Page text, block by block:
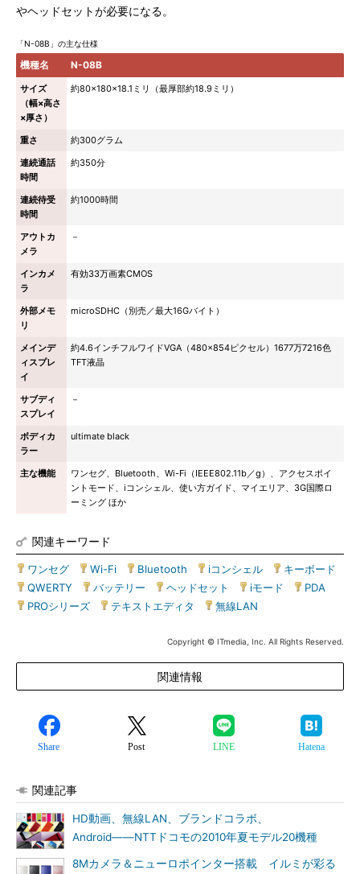
やヘッドセットが必要になる。
「N-08B」の主な仕様
機種名 N-08B
サイズ
（幅×高さ
×厚さ）
約80×180×18.1ミリ（最厚部約18.9ミリ）
重さ
約300グラム
連続通話
時間
約350分
連続待受
時間
約1000時間
アウトカ
メラ
－
インカメ
ラ
有効33万画素CMOS
外部メモ
リ
microSDHC（別売／最大16Gバイト）
メインデ
ィスプレ
イ
約4.6インチフルワイドVGA（480×854ピクセル）1677万7216色
TFT液晶
サブディ
スプレイ
－
ボディカ
ラー
ultimate black
主な機能
ワンセグ、Bluetooth、Wi-Fi（IEEE802.11b／g）、アクセスポイ
ントモード、iコンシェル、使い方ガイド、マイエリア、3G国際ロ
ーミング ほか
関連キーワード
ワンセグ Wi-Fi Bluetooth iコンシェル キーボード
QWERTY
バッテリー ヘッドセット iモード PDA
PROシリーズ
テキストエディタ 無線LAN
Copyright © ITmedia, Inc. All Rights Reserved.
関連情報
Share Post LINE Hatena
関連記事
HD動画、無線LAN、ブランドコラボ、
Android――NTTドコモの2010年夏モデル20機種
8Mカメラ＆ニューロポインター搭載 イルミが彩る